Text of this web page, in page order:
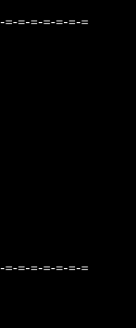
=-=-=-=-=-=
=-=-=-=-=-=